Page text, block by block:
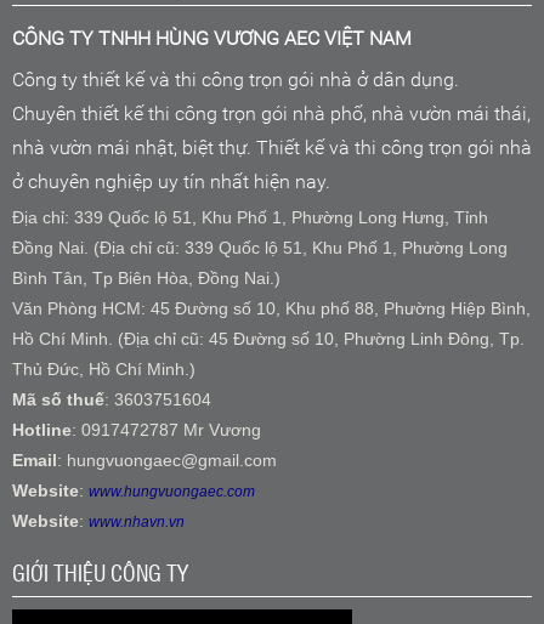
CÔNG TY TNHH HÙNG VƯƠNG AEC VIỆT NAM
Công ty thiết kế và thi công trọn gói nhà ở dân dụng.
Chuyên thiết kế thi công trọn gói nhà phố, nhà vườn mái thái,
nhà vườn mái nhật, biệt thự. Thiết kế và thi công trọn gói nhà
ở chuyên nghiệp uy tín nhất hiện nay.
Địa chỉ: 339 Quốc lộ 51, Khu Phố 1, Phường Long Hưng, Tỉnh
Đồng Nai. (Địa chỉ cũ: 339 Quốc lộ 51, Khu Phố 1, Phường Long
Bình Tân, Tp Biên Hòa, Đồng Nai.)
Văn Phòng HCM: 45 Đường số 10, Khu phố 88, Phường Hiệp Bình,
Hồ Chí Minh. (Địa chỉ cũ: 45 Đường số 10, Phường Linh Đông, Tp.
Thủ Đức, Hồ Chí Minh.)
Mã số thuế: 3603751604
Hotline: 0917472787 Mr Vương
Email: hungvuongaec@gmail.com
Website: www.hungvuongaec.com
Website: www.nhavn.vn
GIỚI THIỆU CÔNG TY